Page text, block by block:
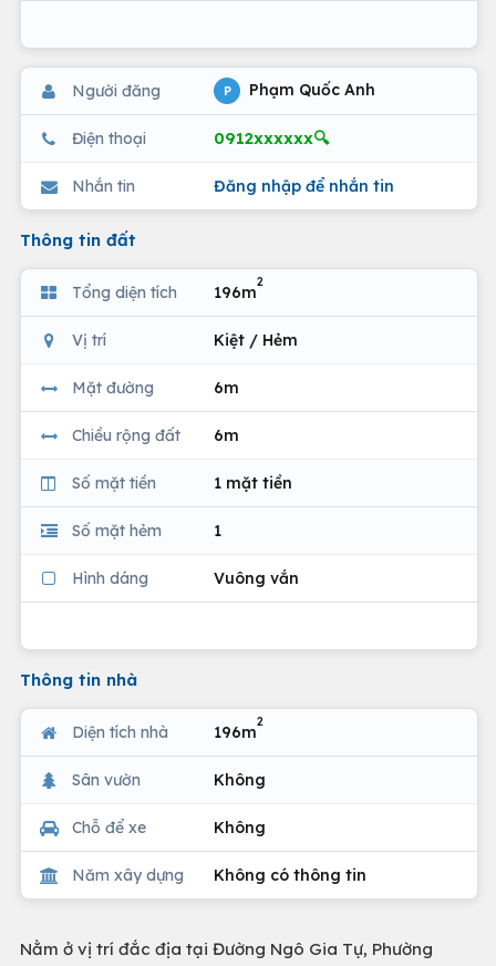
Người đăng P Phạm Quốc Anh
Điện thoại 0912xxxxxx🔍
Nhắn tin Đăng nhập để nhắn tin
Thông tin đất
Tổng diện tích 196m
2
Vị trí Kiệt / Hẻm
Mặt đường 6m
Chiều rộng đất 6m
Số mặt tiền 1 mặt tiền
Số mặt hẻm 1
Hình dáng Vuông vắn
Thông tin nhà
Diện tích nhà 196m
2
Sân vườn Không
Chỗ để xe Không
Năm xây dựng Không có thông tin
Nằm ở vị trí đắc địa tại Đường Ngô Gia Tự, Phường